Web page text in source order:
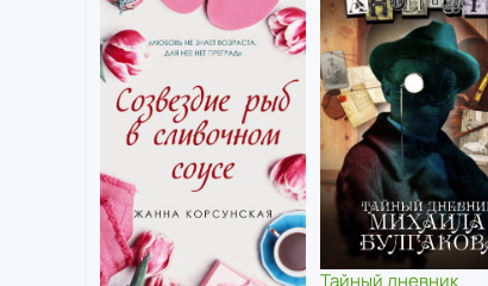
Тайный дневник